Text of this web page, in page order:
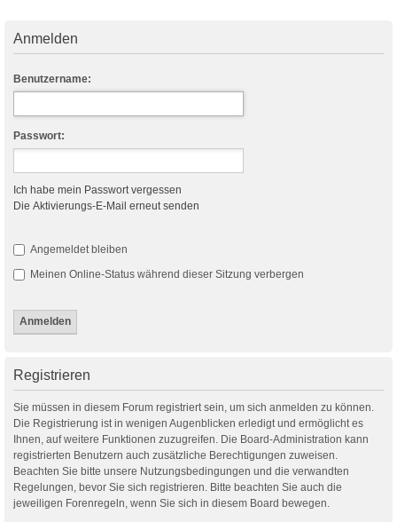
Anmelden
Benutzername:
Passwort:
Ich habe mein Passwort vergessen
Die Aktivierungs-E-Mail erneut senden
Angemeldet bleiben
Meinen Online-Status während dieser Sitzung verbergen
Registrieren
Sie müssen in diesem Forum registriert sein, um sich anmelden zu können.
Die Registrierung ist in wenigen Augenblicken erledigt und ermöglicht es
Ihnen, auf weitere Funktionen zuzugreifen. Die Board-Administration kann
registrierten Benutzern auch zusätzliche Berechtigungen zuweisen.
Beachten Sie bitte unsere Nutzungsbedingungen und die verwandten
Regelungen, bevor Sie sich registrieren. Bitte beachten Sie auch die
jeweiligen Forenregeln, wenn Sie sich in diesem Board bewegen.